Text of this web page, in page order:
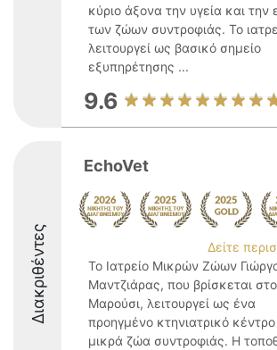
κύριο άξονα την υγεία και την
των ζώων συντροφιάς. Το
λειτουργεί ως βασικό σημείο
εξυπηρέτησης ...
9.6
Διακριθέντες
EchoVet
Δείτε
Το Ιατρείο Μικρών Ζώων
Μαντζιάρας, που βρίσκεται στο
Μαρούσι, λειτουργεί ως ένα
προηγμένο κτηνιατρικό κέντρο
μικρά ζώα συντροφιάς. Η